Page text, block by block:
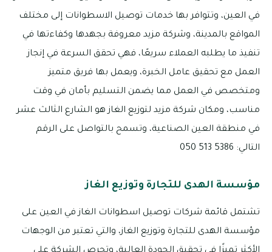
في العين، وتتوافر بها خدمات توصيل الاسطوانات إلى مختلف
المواقع بالمدينة، وشركة مزيد معروفة بجهدها وكفاءتها في
تنفيذ ما يطلبه العملاء سريعًا، فهي تحقق السرعة في إنجاز
العمل مع تحقيق عامل الخبرة، ويعمل بها فريق متميز
ومتخصص في العمل مما يضمن التسليم بأمان في وقت
مناسب، ومكان شركة مزيد لتوزيع الغاز هو الشارع الثالث عشر
في منطقة العين الصناعية، وتسمح بالتواصل على الرقم
التالي: 5386 513 050
مؤسسة الهدى للتجارة وتوزيع الغاز
تشتمل قائمة شركات توصيل اسطوانات الغاز في العين على
مؤسسة الهدى للتجارة وتوزيع الغاز، والتي تعتبر من الوجهات